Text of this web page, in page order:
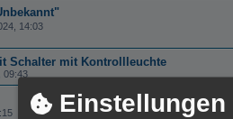
14:03
Schalter mit Kontrollleuchte
09:43
Einstellungen